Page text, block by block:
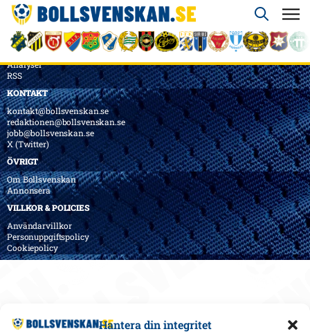
Hantera din integritet
ÖVERSIKT
Nyheter & Reportage
Spelarbetyg
Analyser
RSS
KONTAKT
kontakt@bollsvenskan.se
redaktionen@bollsvenskan.se
jobb@bollsvenskan.se
X (Twitter)
ÖVRIGT
Om Bollsvenskan
Annonsera
VILLKOR & POLICIES
Användarvillkor
Personuppgiftspolicy
Cookiepolicy